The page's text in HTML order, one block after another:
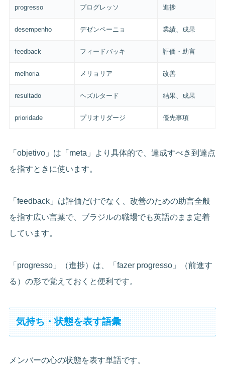
progresso プログレッソ 進捗
desempenho デゼンペーニョ 業績、成果
feedback フィードバッキ 評価・助言
melhoria メリョリア 改善
resultado ヘズルタード 結果、成果
prioridade プリオリダージ 優先事項
「objetivo」は「meta」より具体的で、達成すべき到達点
を指すときに使います。
「feedback」は評価だけでなく、改善のための助言全般
を指す広い言葉で、ブラジルの職場でも英語のまま定着
しています。
「progresso」（進捗）は、「fazer progresso」（前進す
る）の形で覚えておくと便利です。
気持ち・状態を表す語彙
メンバーの心の状態を表す単語です。